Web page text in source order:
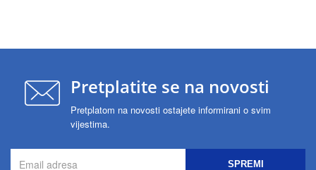
Pretplatite se na novosti
Pretplatom na novosti ostajete informirani o svim
vijestima.
SPREMI